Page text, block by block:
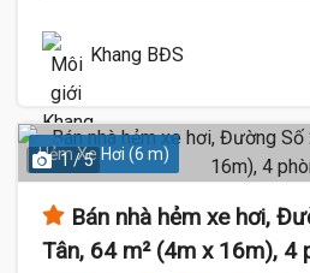
Khang BĐS
Hẻm Xe Hơi (6 m)
1 / 5
Bán nhà hẻm xe hơi,
Tân, 64 m² (4m x 16m), 4